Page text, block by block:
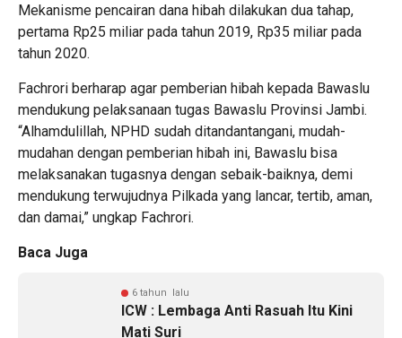
Mekanisme pencairan dana hibah dilakukan dua tahap,
pertama Rp25 miliar pada tahun 2019, Rp35 miliar pada
tahun 2020.
Fachrori berharap agar pemberian hibah kepada Bawaslu
mendukung pelaksanaan tugas Bawaslu Provinsi Jambi.
“Alhamdulillah, NPHD sudah ditandantangani, mudah-
mudahan dengan pemberian hibah ini, Bawaslu bisa
melaksanakan tugasnya dengan sebaik-baiknya, demi
mendukung terwujudnya Pilkada yang lancar, tertib, aman,
dan damai,” ungkap Fachrori.
Baca Juga
6 tahun lalu
ICW : Lembaga Anti Rasuah Itu Kini
Mati Suri